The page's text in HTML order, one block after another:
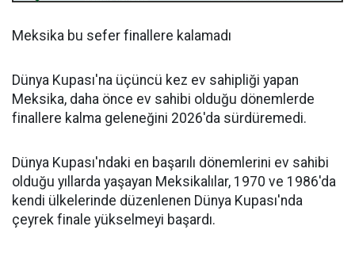
Meksika bu sefer finallere kalamadı
Dünya Kupası'na üçüncü kez ev sahipliği yapan
Meksika, daha önce ev sahibi olduğu dönemlerde
finallere kalma geleneğini 2026'da sürdüremedi.
Dünya Kupası'ndaki en başarılı dönemlerini ev sahibi
olduğu yıllarda yaşayan Meksikalılar, 1970 ve 1986'da
kendi ülkelerinde düzenlenen Dünya Kupası'nda
çeyrek finale yükselmeyi başardı.